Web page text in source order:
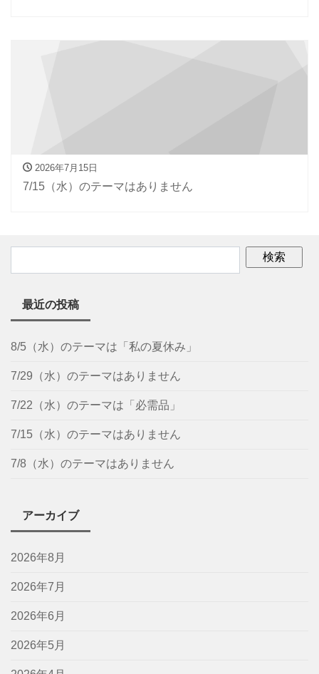
2026年7月15日
7/15（水）のテーマはありません
最近の投稿
8/5（水）のテーマは「私の夏休み」
7/29（水）のテーマはありません
7/22（水）のテーマは「必需品」
7/15（水）のテーマはありません
7/8（水）のテーマはありません
アーカイブ
2026年8月
2026年7月
2026年6月
2026年5月